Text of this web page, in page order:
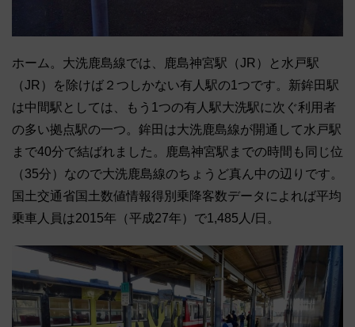
ホーム。大洗鹿島線では、鹿島神宮駅（JR）と水戸駅
（JR）を除けば２つしかない有人駅の1つです。新鉾田駅
は中間駅としては、もう1つの有人駅大洗駅に次ぐ利用者
の多い拠点駅の一つ。鉾田は大洗鹿島線が開通して水戸駅
まで40分で結ばれました。鹿島神宮駅までの時間も同じ位
（35分）なので大洗鹿島線のちょうど真ん中の辺りです。
国土交通省国土数値情報得別乗降客数データによれば平均
乗車人員は2015年（平成27年）で1,485人/日。